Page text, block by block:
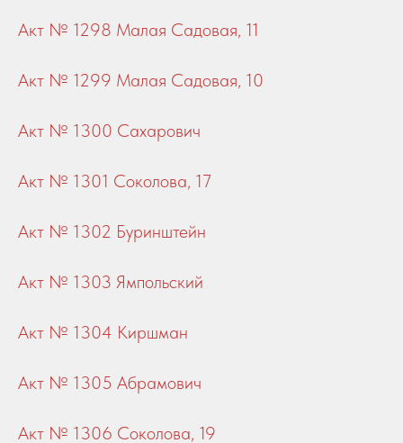
Акт № 1298 Малая Садовая, 11
Акт № 1299 Малая Садовая, 10
Акт № 1300 Сахарович
Акт № 1301 Соколова, 17
Акт № 1302 Буринштейн
Акт № 1303 Ямпольский
Акт № 1304 Киршман
Акт № 1305 Абрамович
Акт № 1306 Соколова, 19